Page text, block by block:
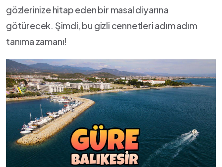
gözlerinize hitap eden bir masal diyarına
götürecek. Şimdi, bu gizli cennetleri adım adım
tanıma zamanı!